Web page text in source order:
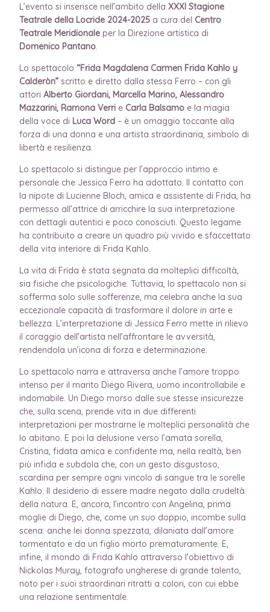
L’evento si inserisce nell’ambito della XXXI Stagione
Teatrale della Locride 2024-2025 a cura del Centro
Teatrale Meridionale per la Direzione artistica di
Domenico Pantano.
Lo spettacolo “Frida Magdalena Carmen Frida Kahlo y
Calderòn” scritto e diretto dalla stessa Ferro – con gli
attori Alberto Giordani, Marcella Marino, Alessandro
Mazzarini, Ramona Verri e Carla Balsamo e la magia
della voce di Luca Word – è un omaggio toccante alla
forza di una donna e una artista straordinaria, simbolo di
libertà e resilienza.
Lo spettacolo si distingue per l’approccio intimo e
personale che Jessica Ferro ha adottato. Il contatto con
la nipote di Lucienne Bloch, amica e assistente di Frida, ha
permesso all’attrice di arricchire la sua interpretazione
con dettagli autentici e poco conosciuti. Questo legame
ha contribuito a creare un quadro più vivido e sfaccettato
della vita interiore di Frida Kahlo.
La vita di Frida è stata segnata da molteplici difficoltà,
sia fisiche che psicologiche. Tuttavia, lo spettacolo non si
sofferma solo sulle sofferenze, ma celebra anche la sua
eccezionale capacità di trasformare il dolore in arte e
bellezza. L’interpretazione di Jessica Ferro mette in rilievo
il coraggio dell’artista nell’affrontare le avversità,
rendendola un’icona di forza e determinazione.
Lo spettacolo narra e attraversa anche l’amore troppo
intenso per il marito Diego Rivera, uomo incontrollabile e
indomabile. Un Diego morso dalle sue stesse insicurezze
che, sulla scena, prende vita in due differenti
interpretazioni per mostrarne le molteplici personalità che
lo abitano. E poi la delusione verso l’amata sorella,
Cristina, fidata amica e confidente ma, nella realtà, ben
più infida e subdola che, con un gesto disgustoso,
scardina per sempre ogni vincolo di sangue tra le sorelle
Kahlo. Il desiderio di essere madre negato dalla crudeltà
della natura. E, ancora, l’incontro con Angelina, prima
moglie di Diego, che, come un suo doppio, incombe sulla
scena: anche lei donna spezzata, dilaniata dall’amore
tormentato e da un figlio morto prematuramente. E,
infine, il mondo di Frida Kahlo attraverso l’obiettivo di
Nickolas Muray, fotografo ungherese di grande talento,
noto per i suoi straordinari ritratti a colori, con cui ebbe
una relazione sentimentale.